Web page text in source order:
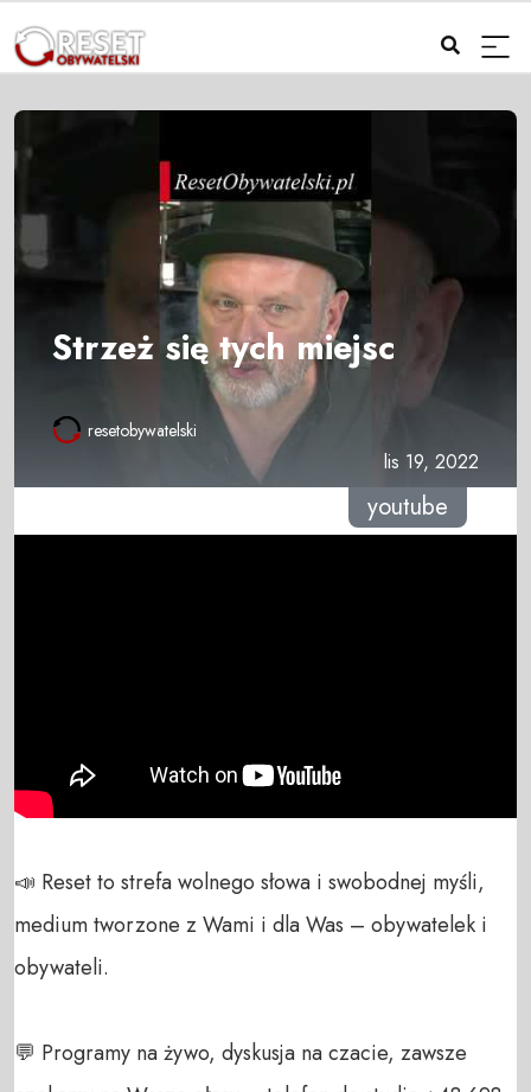
Strzeż się tych miejsc
resetobywatelski
lis 19, 2022
youtube
📣 Reset to strefa wolnego słowa i swobodnej myśli,
medium tworzone z Wami i dla Was – obywatelek i
obywateli.
💬 Programy na żywo, dyskusja na czacie, zawsze